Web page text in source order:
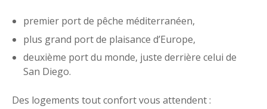
premier port de pêche méditerranéen,
plus grand port de plaisance d’Europe,
deuxième port du monde, juste derrière celui de
San Diego.
Des logements tout confort vous attendent :